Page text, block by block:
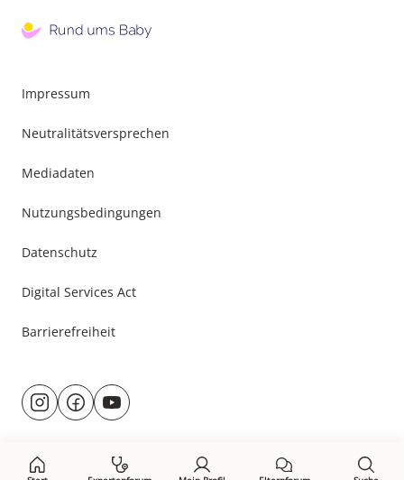
Impressum
Neutralitätsversprechen
Mediadaten
Nutzungsbedingungen
Datenschutz
Digital Services Act
Barrierefreiheit
Besuche
uns@rund.ums.baby
facebook.com/rundumsbaby.de
youtube.com/@rundumsbaby_